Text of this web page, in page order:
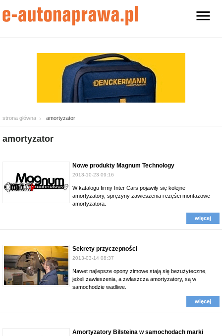
strona główna amortyzator
amortyzator
Nowe produkty Magnum Technology
2013-10-23 09:16
W katalogu firmy Inter Cars pojawiły się kolejne
amortyzatory, sprężyny zawieszenia i części montażowe
amortyzatora.
więcej
Sekrety przyczepności
2013-03-14 08:37
Nawet najlepsze opony zimowe stają się bezużyteczne,
jeżeli zawieszenia, a zwłaszcza amortyzatory, są w
samochodzie wadliwe.
więcej
Amortyzatory Bilsteina w samochodach marki